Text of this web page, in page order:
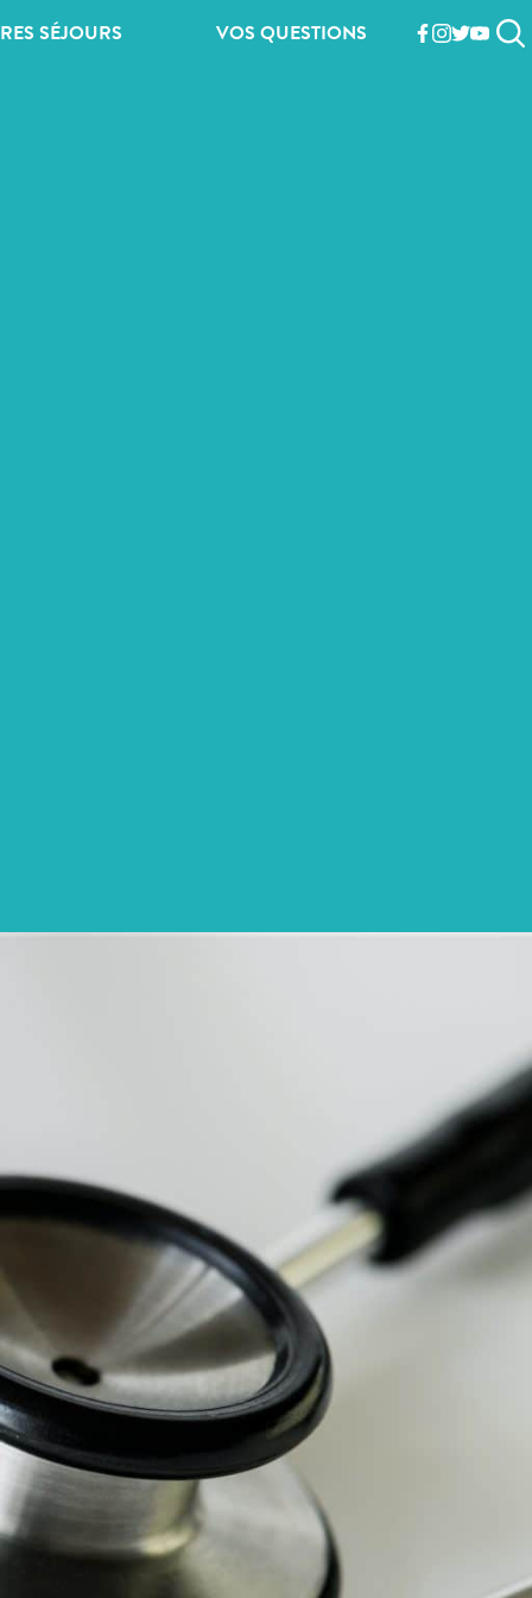
SÉJOURS VOS QUESTIONS facebook
instagram
twitter